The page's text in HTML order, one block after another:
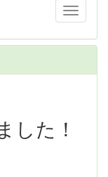
した！